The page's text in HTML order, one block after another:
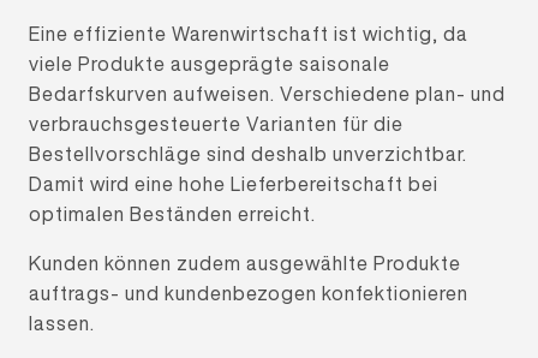
Eine effiziente Warenwirtschaft ist wichtig, da
viele Produkte ausgeprägte saisonale
Bedarfskurven aufweisen. Verschiedene plan- und
verbrauchsgesteuerte Varianten für die
Bestellvorschläge sind deshalb unverzichtbar.
Damit wird eine hohe Lieferbereitschaft bei
optimalen Beständen erreicht.
Kunden können zudem ausgewählte Produkte
auftrags- und kundenbezogen konfektionieren
lassen.